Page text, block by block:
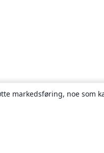
markedsføring, noe som